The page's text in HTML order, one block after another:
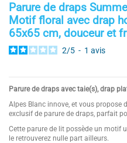
Parure de draps
Motif floral avec drap
65x65 cm, douceur et
2/5 - 1 avis
Parure de draps avec taie(s), drap
Alpes Blanc innove, et vous propose
exclusif de parure de draps, parfait
Cette parure de lit possède un motif
le retrouverez nulle part ailleurs.